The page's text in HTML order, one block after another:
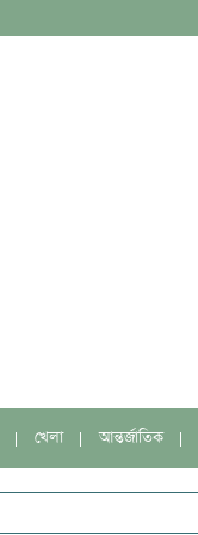
খেলা আন্তর্জাতিক